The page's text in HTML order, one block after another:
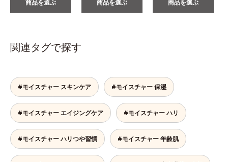
商品を選ぶ 商品を選ぶ 商品を選ぶ
関連タグで探す
#モイスチャー スキンケア #モイスチャー 保湿
#モイスチャー エイジングケア #モイスチャー ハリ
#モイスチャー ハリつや習慣 #モイスチャー 年齢肌